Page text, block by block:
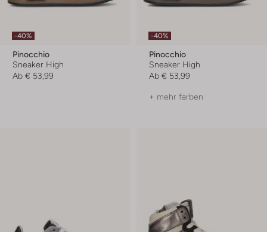
-40%
Pinocchio
Sneaker High
Ab € 53,99
-40%
Pinocchio
Sneaker High
Ab € 53,99
+ mehr farben